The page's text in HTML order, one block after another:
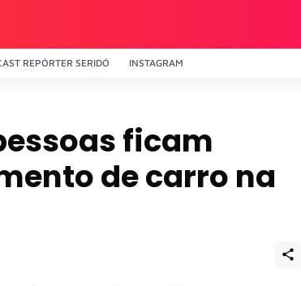
REPÓRTER SERIDÓ INSTAGRAM
ficam
de carro na